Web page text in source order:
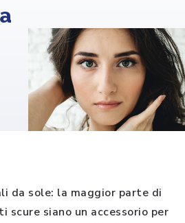
da sole: la maggior parte di
scure siano un accessorio per